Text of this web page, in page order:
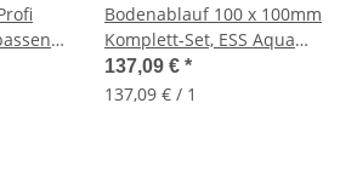
Bodenablauf 100 x 100mm
Komplett-Set, ESS Aqua
Quattro zum verfliesen,
MSI6-T
137,09 € *
137,09 € / 1